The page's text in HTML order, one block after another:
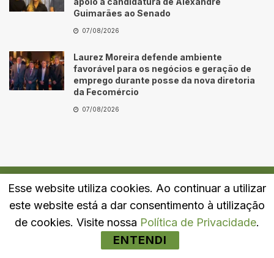
Guimarães ao Senado
07/08/2026
Laurez Moreira defende ambiente
favorável para os negócios e geração de
emprego durante posse da nova diretoria
da Fecomércio
07/08/2026
Quem Somos Fale Conosco Política de Privacidade
Esse website utiliza cookies. Ao continuar a utilizar
este website está a dar consentimento à utilização
de cookies. Visite nossa Política de Privacidade.
ENTENDI